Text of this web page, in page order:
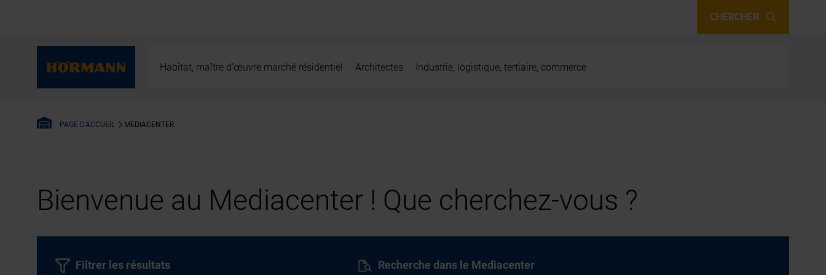
CHERCHER
Habitat, maître d’œuvre marché résidentiel Architectes Industrie, logistique, tertiaire, commerce
PAGE D'ACCUEIL MEDIACENTER
Bienvenue au Mediacenter ! Que cherchez-vous ?
Recherche dans le Mediacenter
Filtrer les résultats